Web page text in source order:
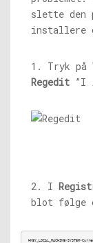
slette den
installere
1. Tryk på
Regedit ”I
2. I
blot følge